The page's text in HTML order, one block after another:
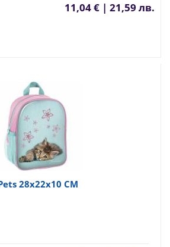
11,04 € | 21,59 лв.
28х22х10 СМ